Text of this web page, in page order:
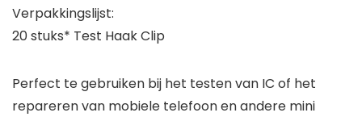
Verpakkingslijst:
20 stuks* Test Haak Clip
Perfect te gebruiken bij het testen van IC of het
repareren van mobiele telefoon en andere mini